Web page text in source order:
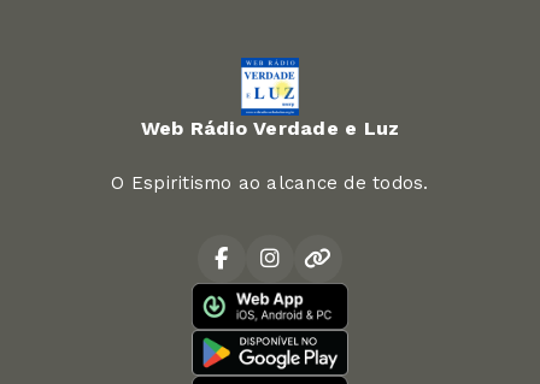
Web Rádio Verdade e Luz
O Espiritismo ao alcance de todos.